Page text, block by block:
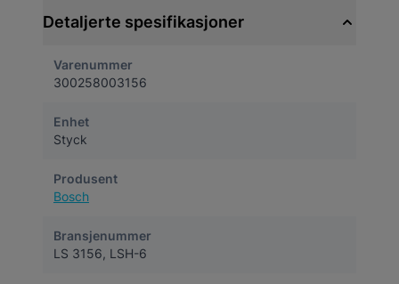
Detaljerte spesifikasjoner
Varenummer
300258003156
Enhet
Styck
Produsent
Bosch
Bransjenummer
LS 3156, LSH-6